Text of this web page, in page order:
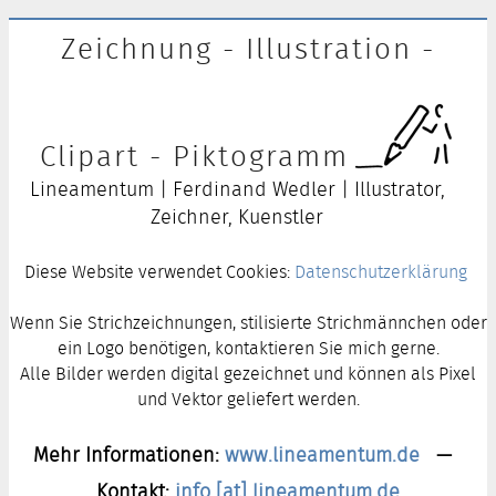
Zeichnung - Illustration -
Clipart - Piktogramm
Lineamentum | Ferdinand Wedler | Illustrator,
Zeichner, Kuenstler
Diese Website verwendet Cookies: Datenschutzerklärung
Wenn Sie Strichzeichnungen, stilisierte Strichmännchen oder
ein Logo benötigen, kontaktieren Sie mich gerne.
Alle Bilder werden digital gezeichnet und können als Pixel
und Vektor geliefert werden.
Mehr Informationen:www.lineamentum.de —